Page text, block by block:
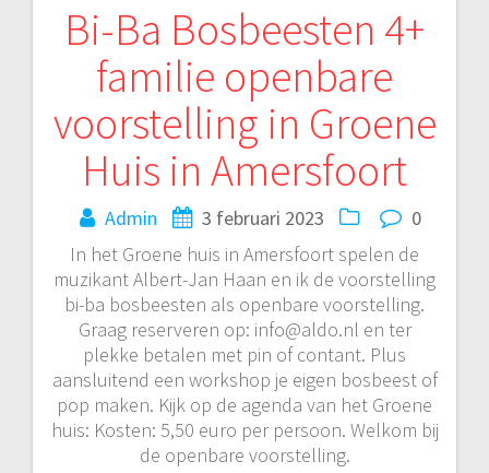
Bi-Ba Bosbeesten 4+
familie openbare
voorstelling in Groene
Huis in Amersfoort
Admin 3 februari 2023
0
In het Groene huis in Amersfoort spelen de
muzikant Albert-Jan Haan en ik de voorstelling
bi-ba bosbeesten als openbare voorstelling.
Graag reserveren op: info@aldo.nl en ter
plekke betalen met pin of contant. Plus
aansluitend een workshop je eigen bosbeest of
pop maken. Kijk op de agenda van het Groene
huis: Kosten: 5,50 euro per persoon. Welkom bij
de openbare voorstelling.
Bericht
navigatie